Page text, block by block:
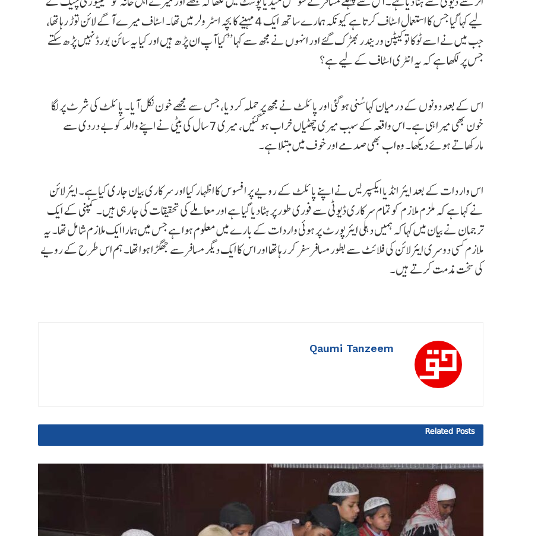
لیے کہا گیا جس کا استعمال اسٹاف کرتا ہے کیونکہ ہمارے ساتھ ایک 4 مہینے کا بچہ اسٹرولر میں تھا۔ اسٹاف میرے آگے لائن توڑ رہا تھا،
جب میں نے اسے ٹوکا تو کیپٹن وریندر بھڑک گئے اور انہوں نے مجھ سے کہا ’’ کیا آپ ان پڑھ ہیں اور کیا یہ سائن بورڈ نہیں پڑھ سکتے
جس پر لکھا ہے کہ یہ انٹری اسٹاف کے لیے ہے؟
اس کے بعد دونوں کے درمیان کہا سُنی ہوگئی اور پائلٹ نے مجھ پر حملہ کر دیا، جس سے مجھے خون نکل آیا۔ پائلٹ کی شرٹ پر لگا
خون بھی میرا ہی ہے۔ اس واقعہ کے سبب میری چھٹیاں خراب ہوگئیں، میری 7 سال کی بیٹی نے اپنے والد کو بے دردی سے
مارکھاتے ہوئے دیکھا۔ وہ اب بھی صدمے اور خوف میں مبتلا ہے۔
اس واردات کے بعد ایئر انڈیا ایکسپریس نے اپنے پائلٹ کے رویے پر افسوس کا اظہار کیا اور سرکاری بیان جاری کیا ہے۔ ایئرلائن
نے کہا ہے کہ ملزم ملازم کو تمام سرکاری ڈیوٹی سے فوری طور پر ہٹا دیا گیا ہے اور معاملے کی تحقیقات کی جا رہی ہیں۔ کمپنی کے ایک
ترجمان نے بیان میں کہا کہ ہمیں دہلی ایئرپورٹ پر ہوئی واردات کے بارے میں معلوم ہوا ہے جس میں ہمارا ایک ملازم شامل تھا۔ یہ
ملازم کسی دوسری ایئرلائن کی فلائٹ سے بطور مسافر سفر کر رہا تھا اور اس کا ایک دیگر مسافر سے جھگڑا ہوا تھا۔ ہم اس طرح کے رویے
کی سخت مذمت کرتے ہیں۔
Qaumi Tanzeem
Related Posts